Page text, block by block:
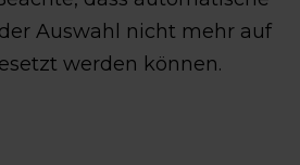
Auswahl nicht mehr auf
werden können.